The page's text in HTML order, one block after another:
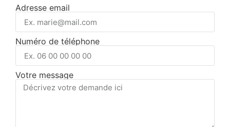
Adresse email
Numéro de téléphone
Votre message